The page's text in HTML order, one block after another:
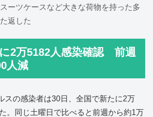
ーツケースなど大きな荷物を持った多
返した
2万5182人感染確認 前週
人減
スの感染者は30日、全国で新たに2万
。同じ土曜日で比べると前週から約1万